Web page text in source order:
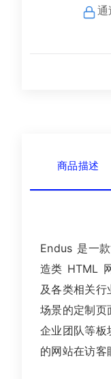
通
商品描述
Endus 是一
造类 HTML
及各类相关行
场景的定制页
企业团队等
的网站在访客